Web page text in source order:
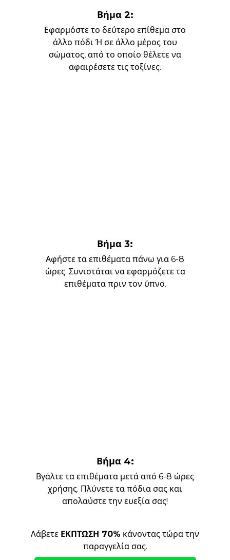
Βήμα 2:
Εφαρμόστε το δεύτερο επίθεμα στο
άλλο πόδι Ή σε άλλο μέρος του
σώματος, από το οποίο θέλετε να
αφαιρέσετε τις τοξίνες.
Βήμα 3:
Αφήστε τα επιθέματα πάνω για 6-8
ώρες. Συνιστάται να εφαρμόζετε τα
επιθέματα πριν τον ύπνο.
Βήμα 4:
Βγάλτε τα επιθέματα μετά από 6-8 ώρες
χρήσης. Πλύνετε τα πόδια σας και
απολαύστε την ευεξία σας!
Λάβετε ΕΚΠΤΩΣΗ 70% κάνοντας τώρα την
παραγγελία σας.